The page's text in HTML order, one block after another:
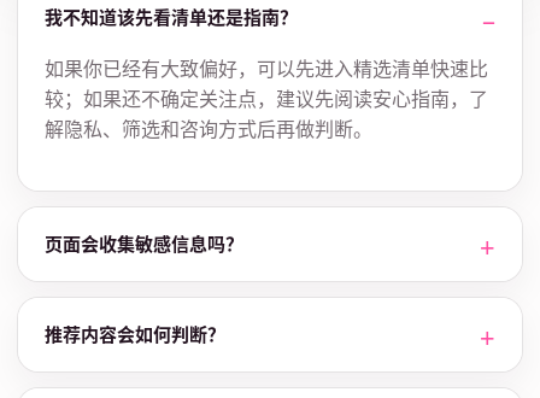
我不知道该先看清单还是指南？
如果你已经有大致偏好，可以先进入精选清单快速比
较；如果还不确定关注点，建议先阅读安心指南，了
解隐私、筛选和咨询方式后再做判断。
页面会收集敏感信息吗？
推荐内容会如何判断？